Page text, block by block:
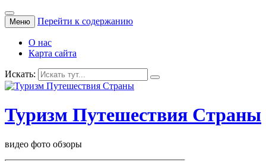
Меню Перейти к содержанию
О нас
Карта сайта
Искать:
Туризм Путешествия Страны
видео фото обзоры